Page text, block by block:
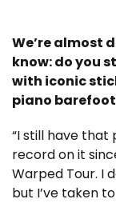
We’re almost
know: do you
with iconic
piano
“I still have
record on it
Warped Tour. I
but I’ve taken